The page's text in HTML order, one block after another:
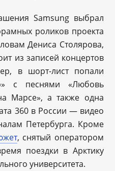
Samsung выбрал
роликов проекта
Дениса Столярова,
из записей концертов
в шорт-лист попали
с песнями «Любовь
Марсе», а также одна
360 в России — видео
Петербурга. Кроме
, снятый оператором
поездки в Арктику
университета.